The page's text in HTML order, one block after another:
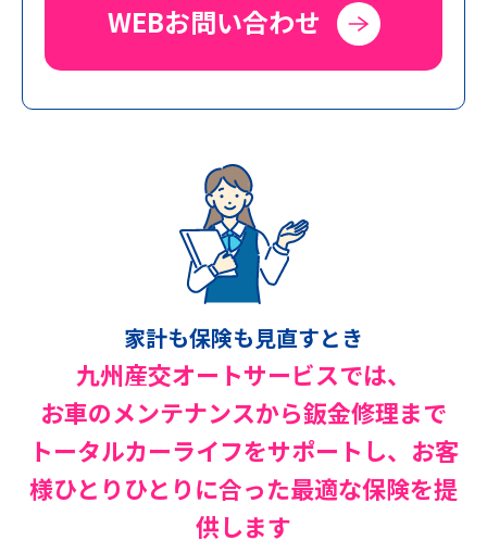
WEBお問い合わせ
家計も保険も見直すとき
九州産交オートサービスでは、
お車のメンテナンスから鈑金修理まで
トータルカーライフをサポートし、 お客
様ひとりひとりに合った最適な保険を提
供します